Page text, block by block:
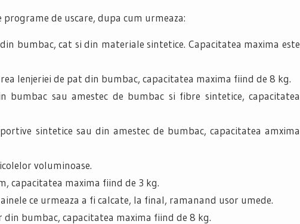
de uscare, dupa cum urmeaza:
bumbac, cat si din materiale sintetice. Capacitatea maxima este
lenjeriei de pat din bumbac, capacitatea maxima fiind de 8 kg.
bumbac sau amestec de bumbac si fibre sintetice, capacitatea
sintetice sau din amestec de bumbac, capacitatea amxima
voluminoase.
capacitatea maxima fiind de 3 kg.
ce urmeaza a fi calcate, la final, ramanand usor umede.
bumbac, capacitatea maxima fiind de 8 kg.